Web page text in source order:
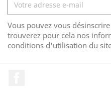
Vous pouvez vous
trouverez pour cela nos
conditions d'utilisation du